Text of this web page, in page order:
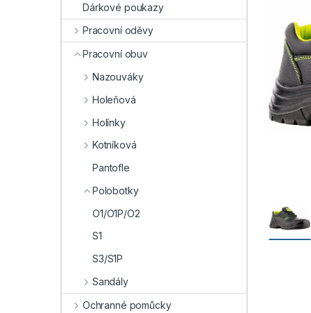
Dárkové poukazy
Pracovní oděvy
Pracovní obuv
Nazouváky
Holeňová
Holínky
Kotníková
Pantofle
Polobotky
O1/O1P/O2
S1
S3/S1P
Sandály
Ochranné pomůcky